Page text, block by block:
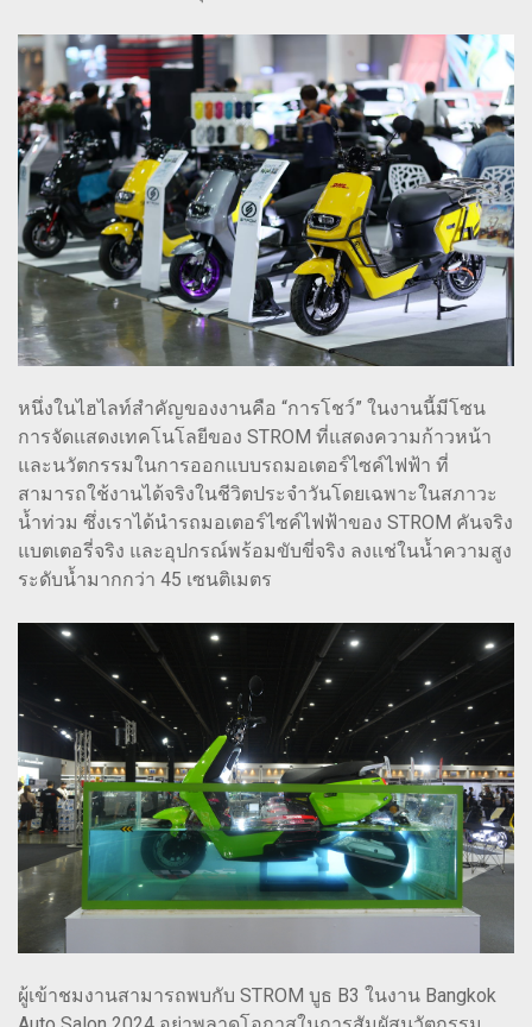
หนึ่งในไฮไลท์สำคัญของงานคือ “การโชว์” ในงานนี้มีโซน
การจัดแสดงเทคโนโลยีของ STROM ที่แสดงความก้าวหน้า
และนวัตกรรมในการออกแบบรถมอเตอร์ไซค์ไฟฟ้า ที่
สามารถใช้งานได้จริงในชีวิตประจำวันโดยเฉพาะในสภาวะ
น้ำท่วม ซึ่งเราได้นำรถมอเตอร์ไซค์ไฟฟ้าของ STROM คันจริง
แบตเตอรี่จริง และอุปกรณ์พร้อมขับขี่จริง ลงแช่ในน้ำความสูง
ระดับน้ำมากกว่า 45 เซนติเมตร
ผู้เข้าชมงานสามารถพบกับ STROM บูธ B3 ในงาน Bangkok